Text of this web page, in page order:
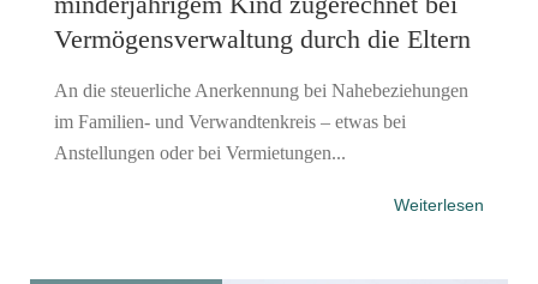
Vermögensverwaltung durch die Eltern
An die steuerliche Anerkennung bei Nahebeziehungen
im Familien- und Verwandtenkreis – etwas bei
Anstellungen oder bei Vermietungen...
Weiterlesen